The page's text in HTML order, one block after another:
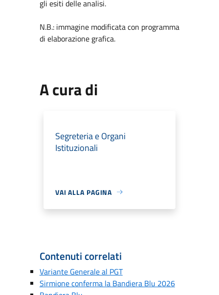
gli esiti delle analisi.
N.B.: immagine modificata con programma
di elaborazione grafica.
A cura di
Segreteria e Organi
Istituzionali
VAI ALLA PAGINA
Contenuti correlati
Variante Generale al PGT
Sirmione conferma la Bandiera Blu 2026